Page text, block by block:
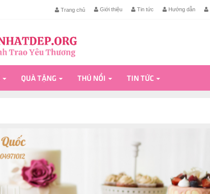
Trang chủ Giới thiệu Tin tức Hướng dẫn
QUÀ TẶNG THÚ NỔI TIN TỨC